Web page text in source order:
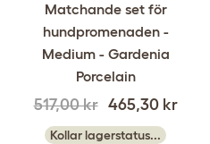
Matchande set för
hundpromenaden -
Medium - Gardenia
Porcelain
517,00 kr 465,30 kr
Kollar lagerstatus...